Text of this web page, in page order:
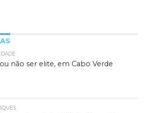
não ser elite, em Cabo Verde